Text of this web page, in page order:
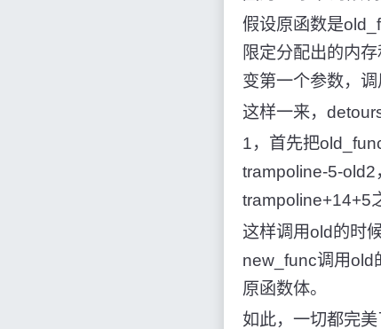
假设原函数是
限定分配出的内
变第一个参数，
这样一来，
1，首先把
trampoline-5-old2
trampoline+14+5
这样调用old的时
new_func调用old
原函数体。
如此，一切都完美